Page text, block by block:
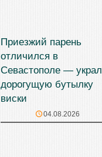
Приезжий парень
отличился в
Севастополе — украл
дорогущую бутылку
виски
04.08.2026